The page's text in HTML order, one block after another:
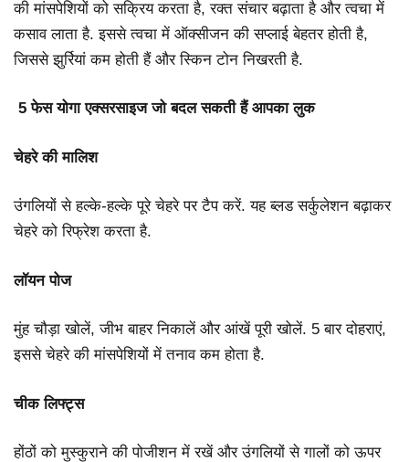
की मांसपेशियों को सक्रिय करता है, रक्त संचार बढ़ाता है और त्वचा में
कसाव लाता है. इससे त्वचा में ऑक्सीजन की सप्लाई बेहतर होती है,
जिससे झुर्रियां कम होती हैं और स्किन टोन निखरती है.
5 फेस योगा एक्सरसाइज जो बदल सकती हैं आपका लुक
चेहरे की मालिश
उंगलियों से हल्के-हल्के पूरे चेहरे पर टैप करें. यह ब्लड सर्कुलेशन बढ़ाकर
चेहरे को रिफ्रेश करता है.
लॉयन पोज
मुंह चौड़ा खोलें, जीभ बाहर निकालें और आंखें पूरी खोलें. 5 बार दोहराएं,
इससे चेहरे की मांसपेशियों में तनाव कम होता है.
चीक लिफ्ट्स
होंठों को मुस्कुराने की पोजीशन में रखें और उंगलियों से गालों को ऊपर